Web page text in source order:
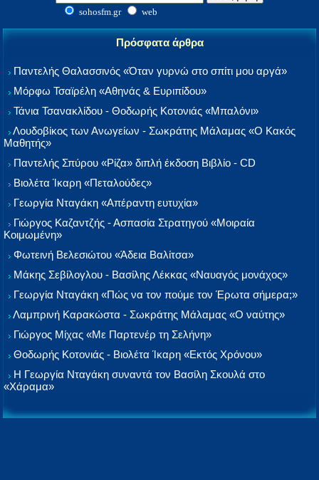
sohosfm.gr web
Πρόσφατα άρθρα
Παντελής Θαλασσινός «Όταν γυρνώ στο σπίτι μου αργά»
Μόρφω Τσαϊρέλη «Αθηνάς & Ευριπίδου»
Τάνια Τσανακλίδου - Θοδωρής Κοτονιάς «Μπαλόνι»
Λουδοβίκος των Ανωγείων - Σωκράτης Μάλαμας «Ο Κακός
Μαθητής»
Παντελής Σπύρου «Ρίζα» διπλή έκδοση Βιβλίο - CD
Βιολέτα Ίκαρη «Πεταλούδες»
Γεωργία Νταγάκη «Aπέραντη ευτυχία»
Γιώργος Καζαντζής - Ασπασία Στρατηγού «Μοιραία
Κοιμωμένη»
Φωτεινή Βελεσιώτου «Άδεια Βαλίτσα»
Μάκης Σεβίλογλου - Βασίλης Λέκκας «Ναυαγός μονάχος»
Γεωργία Νταγάκη «Πώς να τον πούμε τον Έρωτα σήμερα;»
Λαμπρινή Καρακώστα - Σωκράτης Μάλαμας «Ο ναύτης»
Γιώργος Μίχας «Με Παρτενέρ τη Σελήνη»
Θοδωρής Κοτονιάς - Βιολέτα Ίκαρη «Εκτός Χρόνου»
Η Γεωργία Νταγάκη συναντά τον Βασίλη Σκουλά στο
«Χάραμα»